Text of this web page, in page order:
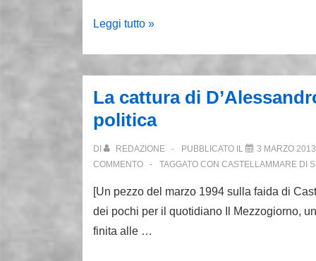
Ma
Leggi tutto »
La cattura di
politica
DI REDAZIONE PUBBLICATO IL 3 MARZO 2013
COMMENTO
TAGGATO CON CASTELLAMMARE DI
[Un pezzo del marzo 1994 sulla faida di
dei pochi per il quotidiano Il Mezzogiorno,
finita alle …